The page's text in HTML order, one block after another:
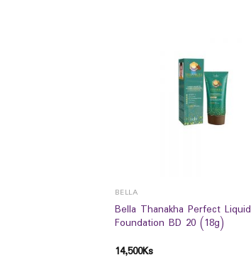
BELLA
Bella Thanakha Perfect Liquid
Foundation BD 20 (18g)
14,500Ks